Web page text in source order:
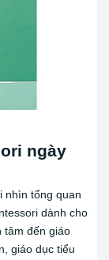
ngày
nhìn tổng quan
dành cho
tâm đến giáo
giáo dục tiểu